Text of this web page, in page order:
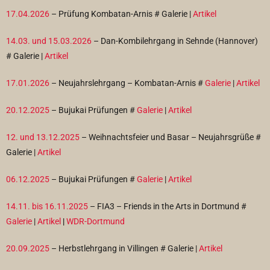
17.04.2026 – Prüfung Kombatan-Arnis # Galerie |Artikel
14.03. und 15.03.2026 – Dan-Kombilehrgang in Sehnde (Hannover)
#Galerie |Artikel
17.01.2026 – Neujahrslehrgang – Kombatan-Arnis #Galerie |Artikel
20.12.2025 – Bujukai Prüfungen #Galerie |Artikel
12. und 13.12.2025 – Weihnachtsfeier und Basar – Neujahrsgrüße #
Galerie |Artikel
06.12.2025 – Bujukai Prüfungen #Galerie |Artikel
14.11. bis 16.11.2025 – FIA3 – Friends in the Arts in Dortmund #
Galerie |Artikel |WDR-Dortmund
20.09.2025 – Herbstlehrgang in Villingen #Galerie |Artikel